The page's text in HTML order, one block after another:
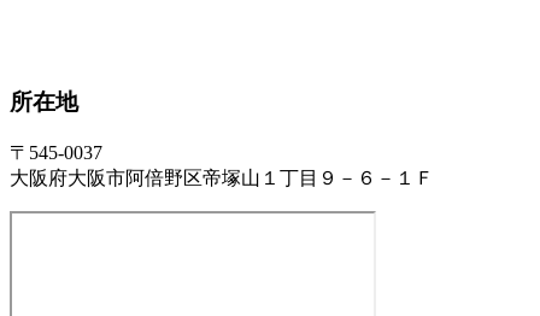
所在地
〒545-0037
大阪府大阪市阿倍野区帝塚山１丁目９－６－１Ｆ